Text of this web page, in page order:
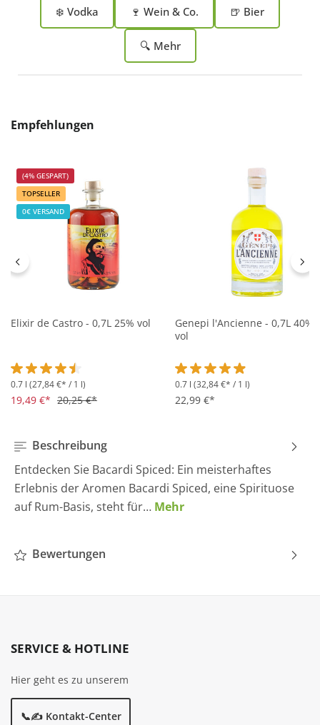
❄️ Vodka 🍷 Wein & Co. 🍺 Bier
🔍 Mehr
Produktgalerie überspringen
Empfehlungen
(4% GESPART)
TOPSELLER
0€ VERSAND
Elixir de Castro - 0,7L 25% vol
Durchschnittliche Bewertung von 4.5 von 5 Sternen
0.7 l (27,84 €* / 1 l)
19,49 €* 20,25 €*
Genepi l'Ancienne - 0,7L 40%
vol
Durchschnittliche
0.7 l (32,84 €* / 1 l)
22,99 €*
Beschreibung
Entdecken Sie Bacardi Spiced: Ein meisterhaftes
Erlebnis der Aromen Bacardi Spiced, eine Spirituose
auf Rum-Basis, steht für… Mehr
Bewertungen
SERVICE & HOTLINE
Hier geht es zu unserem
📞✍️ Kontakt-Center